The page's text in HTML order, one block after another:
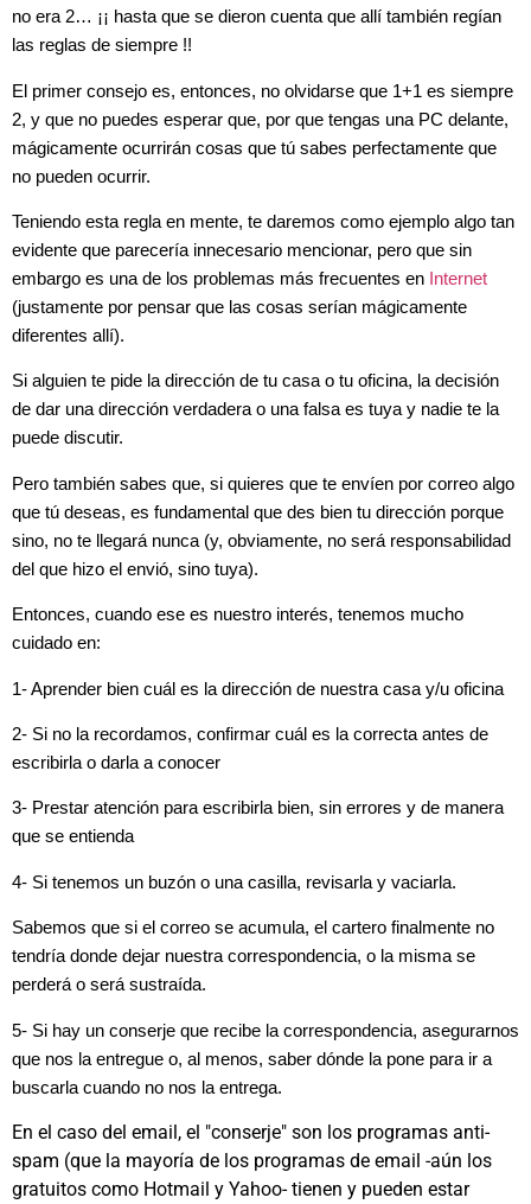
no era 2… ¡¡ hasta que se dieron cuenta que allí también regían
las reglas de siempre !!
El primer consejo es, entonces, no olvidarse que 1+1 es siempre
2, y que no puedes esperar que, por que tengas una PC delante,
mágicamente ocurrirán cosas que tú sabes perfectamente que
no pueden ocurrir.
Teniendo esta regla en mente, te daremos como ejemplo algo tan
evidente que parecería innecesario mencionar, pero que sin
embargo es una de los problemas más frecuentes en Internet
(justamente por pensar que las cosas serían mágicamente
diferentes allí).
Si alguien te pide la dirección de tu casa o tu oficina, la decisión
de dar una dirección verdadera o una falsa es tuya y nadie te la
puede discutir.
Pero también sabes que, si quieres que te envíen por correo algo
que tú deseas, es fundamental que des bien tu dirección porque
sino, no te llegará nunca (y, obviamente, no será responsabilidad
del que hizo el envió, sino tuya).
Entonces, cuando ese es nuestro interés, tenemos mucho
cuidado en:
1- Aprender bien cuál es la dirección de nuestra casa y/u oficina
2- Si no la recordamos, confirmar cuál es la correcta antes de
escribirla o darla a conocer
3- Prestar atención para escribirla bien, sin errores y de manera
que se entienda
4- Si tenemos un buzón o una casilla, revisarla y vaciarla.
Sabemos que si el correo se acumula, el cartero finalmente no
tendría donde dejar nuestra correspondencia, o la misma se
perderá o será sustraída.
5- Si hay un conserje que recibe la correspondencia, asegurarnos
que nos la entregue o, al menos, saber dónde la pone para ir a
buscarla cuando no nos la entrega.
En el caso del email, el "conserje" son los programas anti-
spam (que la mayoría de los programas de email -aún los
gratuitos como Hotmail y Yahoo- tienen y pueden estar